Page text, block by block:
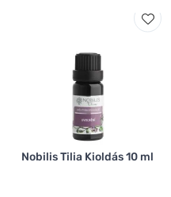
Nobilis Tilia Kioldás 10 ml